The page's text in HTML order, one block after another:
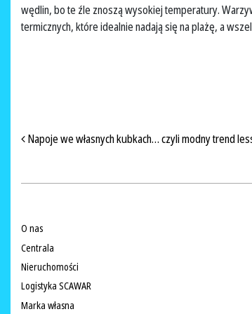
wędlin, bo te źle znoszą wysokiej temperatury.
termicznych, które idealnie nadają się na plażę, a
NAWIGACJA PO
Napoje we własnych kubkach… czyli modny trend
O nas
Centrala
Nieruchomości
Logistyka SCAWAR
Marka własna